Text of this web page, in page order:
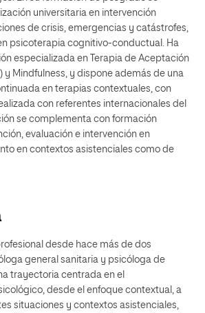
universitaria en intervención
de crisis, emergencias y catástrofes,
psicoterapia cognitivo-conductual. Ha
especializada en Terapia de Aceptación
y Mindfulness, y dispone además de una
en terapias contextuales, con
con referentes internacionales del
se complementa con formación
evaluación e intervención en
en contextos asistenciales como de
desde hace más de dos
general sanitaria y psicóloga de
trayectoria centrada en el
desde el enfoque contextual, a
situaciones y contextos asistenciales,